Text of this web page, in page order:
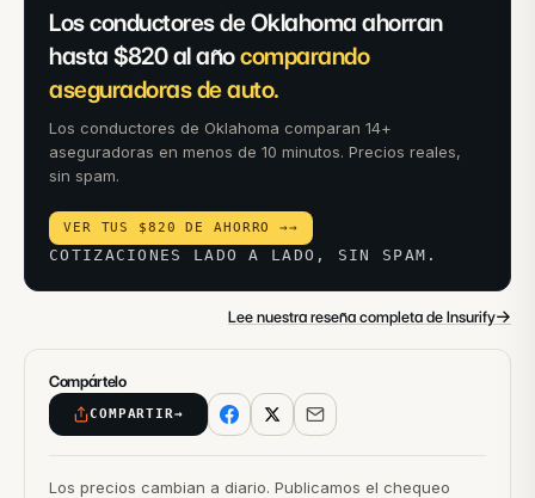
Los conductores de Oklahoma ahorran
hasta $820 al añocomparando
aseguradoras de auto.
Los conductores de Oklahoma comparan 14+
aseguradoras en menos de 10 minutos. Precios reales,
sin spam.
VER TUS $820 DE AHORRO →→
COTIZACIONES LADO A LADO, SIN SPAM.
Lee nuestra reseña completa de Insurify→
Compártelo
COMPARTIR→
Los precios cambian a diario. Publicamos el chequeo